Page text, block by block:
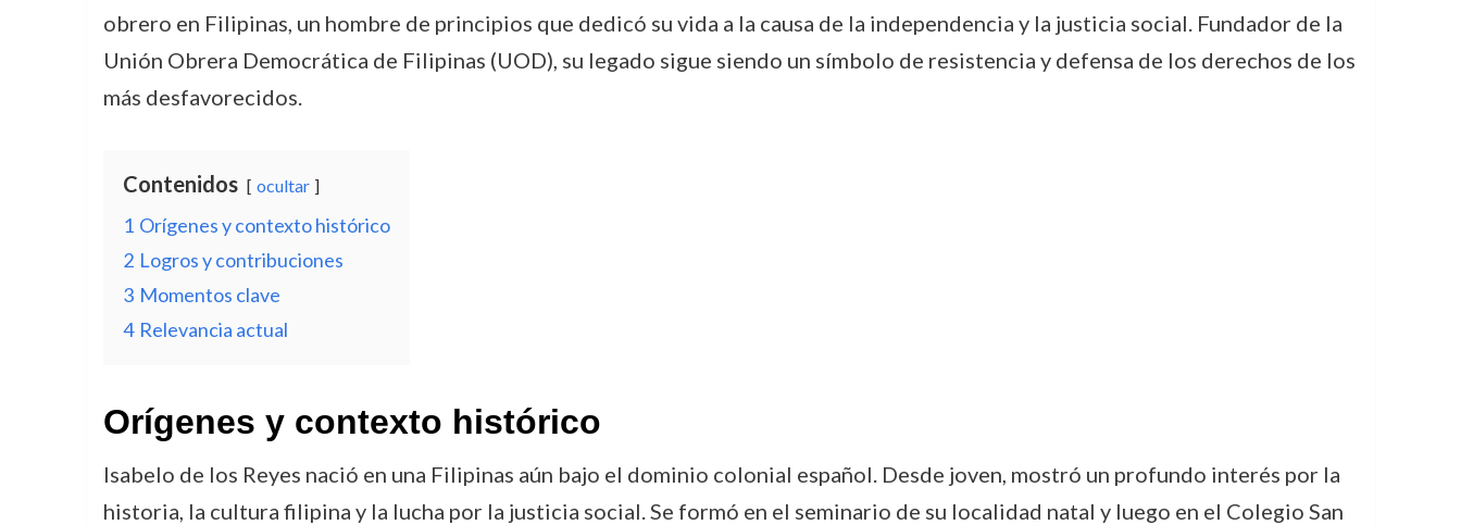
obrero en Filipinas, un hombre de principios que dedicó su vida a la causa de la independencia y la justicia social. Fundador de la
Unión Obrera Democrática de Filipinas (UOD), su legado sigue siendo un símbolo de resistencia y defensa de los derechos de los
más desfavorecidos.
Contenidos ocultar
1 Orígenes y contexto histórico
2 Logros y contribuciones
3 Momentos clave
4 Relevancia actual
Orígenes y contexto histórico
Isabelo de los Reyes nació en una Filipinas aún bajo el dominio colonial español. Desde joven, mostró un profundo interés por la
historia, la cultura filipina y la lucha por la justicia social. Se formó en el seminario de su localidad natal y luego en el Colegio San